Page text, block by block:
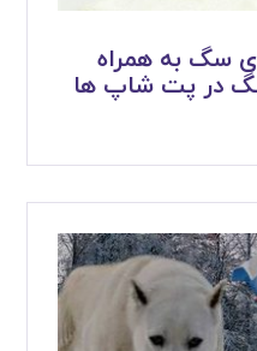
سگ به همراه
در پت شاپ ها